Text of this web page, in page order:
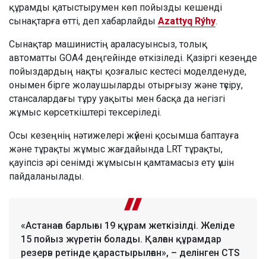
құрамды қатыстырумен көп пойызды кешенді
сынақтарға өтті, деп хабарлайды Azattyq Rýhy.
Сынақтар машинистің араласуынсыз, толық
автоматты GOA4 деңгейінде өткізіледі. Қазіргі кезеңде
пойыздардың нақты қозғалыс кестесі моделденуде,
онымен бірге жолаушыларды отырғызу және түсіру,
стансалардағы тұру уақыты мен басқа да негізгі
жұмыс көрсеткіштері тексеріледі.
Осы кезеңнің нәтижелері жүйені қосымша баптауға
және тұрақты жұмыс жағдайында LRT тұрақты,
қауіпсіз әрі сенімді жұмысын қамтамасыз ету үшін
пайдаланылады.
«Астанаға барлығы 19 құрам жеткізілді. Желіде
15 пойыз жүретін болады. Қалған құрамдар
резерв ретінде қарастырылған», – делінген CTS